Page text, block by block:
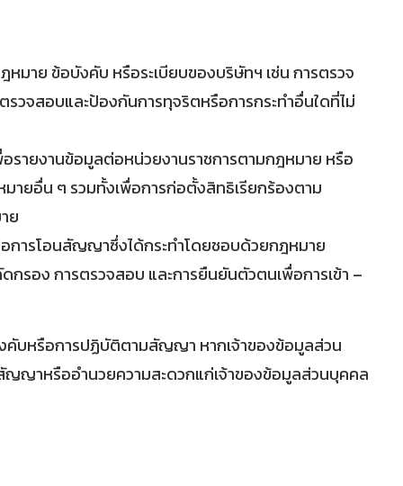
มาย ข้อบังคับ หรือระเบียบของบริษัทฯ เช่น การตรวจ
วจสอบและป้องกันการทุจริตหรือการกระทำอื่นใดที่ไม่
รายงานข้อมูลต่อหน่วยงานราชการตามกฎหมาย หรือ
ายอื่น ๆ รวมทั้งเพื่อการก่อตั้งสิทธิเรียกร้องตาม
ย
การโอนสัญญาซึ่งได้กระทำโดยชอบด้วยกฎหมาย
รอง การตรวจสอบ และการยืนยันตัวตนเพื่อการเข้า –
คับหรือการปฏิบัติตามสัญญา หากเจ้าของข้อมูลส่วน
ญาหรืออำนวยความสะดวกแก่เจ้าของข้อมูลส่วนบุคคล